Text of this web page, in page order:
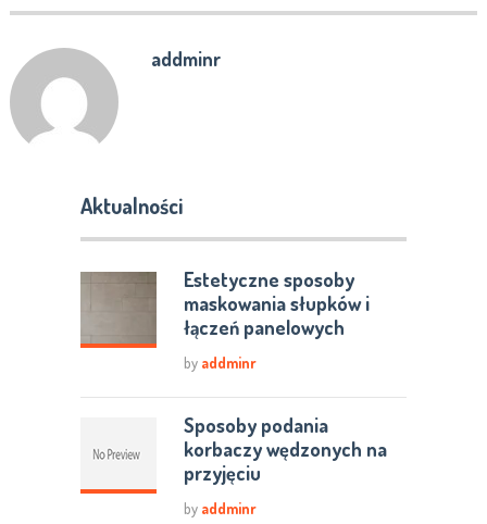
addminr
Aktualności
Estetyczne sposoby
maskowania słupków i
łączeń panelowych
by addminr
Sposoby podania
korbaczy wędzonych na
przyjęciu
by addminr